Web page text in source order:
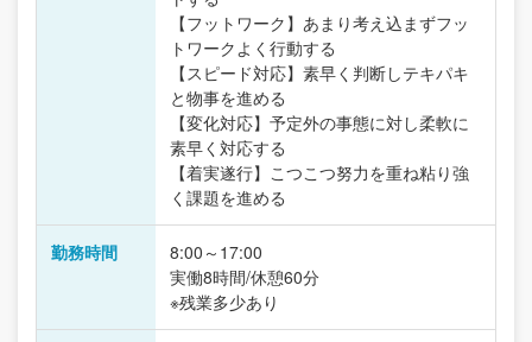
【フットワーク】あまり考え込まずフッ
トワークよく行動する
【スピード対応】素早く判断しテキパキ
と物事を進める
【変化対応】予定外の事態に対し柔軟に
素早く対応する
【着実遂行】こつこつ努力を重ね粘り強
く課題を進める
勤務時間
8:00～17:00
実働8時間/休憩60分
※残業多少あり